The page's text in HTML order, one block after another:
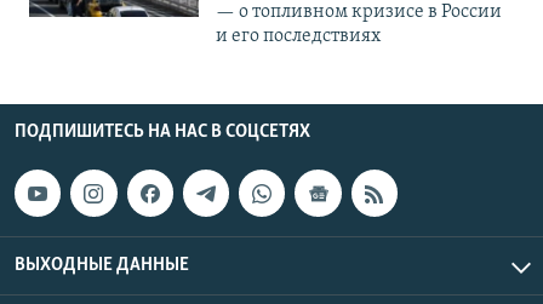
— о топливном кризисе в России
и его последствиях
ПОДПИШИТЕСЬ НА НАС В СОЦСЕТЯХ
ВЫХОДНЫЕ ДАННЫЕ